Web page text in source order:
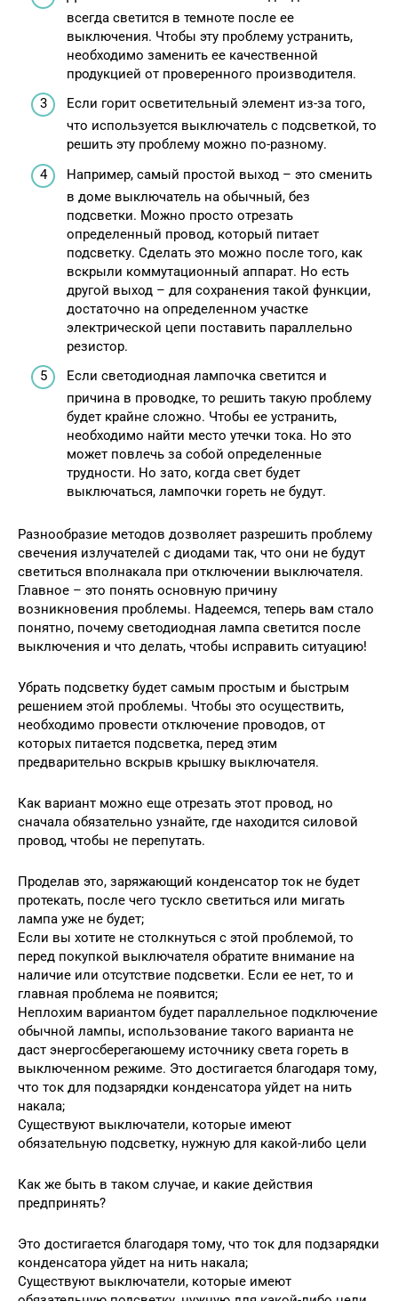
всегда светится в темноте после ее
выключения. Чтобы эту проблему устранить,
необходимо заменить ее качественной
продукцией от проверенного производителя.
Если горит осветительный элемент из-за того,
что используется выключатель с подсветкой, то
решить эту проблему можно по-разному.
Например, самый простой выход – это сменить
в доме выключатель на обычный, без
подсветки. Можно просто отрезать
определенный провод, который питает
подсветку. Сделать это можно после того, как
вскрыли коммутационный аппарат. Но есть
другой выход – для сохранения такой функции,
достаточно на определенном участке
электрической цепи поставить параллельно
резистор.
Если светодиодная лампочка светится и
причина в проводке, то решить такую проблему
будет крайне сложно. Чтобы ее устранить,
необходимо найти место утечки тока. Но это
может повлечь за собой определенные
трудности. Но зато, когда свет будет
выключаться, лампочки гореть не будут.
Разнообразие методов дозволяет разрешить проблему
свечения излучателей с диодами так, что они не будут
светиться вполнакала при отключении выключателя.
Главное – это понять основную причину
возникновения проблемы. Надеемся, теперь вам стало
понятно, почему светодиодная лампа светится после
выключения и что делать, чтобы исправить ситуацию!
Убрать подсветку будет самым простым и быстрым
решением этой проблемы. Чтобы это осуществить,
необходимо провести отключение проводов, от
которых питается подсветка, перед этим
предварительно вскрыв крышку выключателя.
Как вариант можно еще отрезать этот провод, но
сначала обязательно узнайте, где находится силовой
провод, чтобы не перепутать.
Проделав это, заряжающий конденсатор ток не будет
протекать, после чего тускло светиться или мигать
лампа уже не будет;
Если вы хотите не столкнуться с этой проблемой, то
перед покупкой выключателя обратите внимание на
наличие или отсутствие подсветки. Если ее нет, то и
главная проблема не появится;
Неплохим вариантом будет параллельное подключение
обычной лампы, использование такого варианта не
даст энергосберегаюшему источнику света гореть в
выключенном режиме. Это достигается благодаря тому,
что ток для подзарядки конденсатора уйдет на нить
накала;
Существуют выключатели, которые имеют
обязательную подсветку, нужную для какой-либо цели
Как же быть в таком случае, и какие действия
предпринять?
Это достигается благодаря тому, что ток для подзарядки
конденсатора уйдет на нить накала;
Существуют выключатели, которые имеют